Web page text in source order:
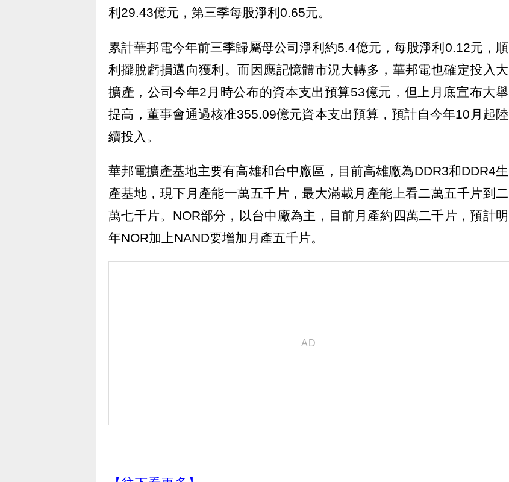
利29.43億元，第三季每股淨利0.65元。
累計華邦電今年前三季歸屬母公司淨利約5.4億元，每股淨利0.12元，順
利擺脫虧損邁向獲利。而因應記憶體市況大轉多，華邦電也確定投入大
擴產，公司今年2月時公布的資本支出預算53億元，但上月底宣布大舉
提高，董事會通過核准355.09億元資本支出預算，預計自今年10月起陸
續投入。
華邦電擴產基地主要有高雄和台中廠區，目前高雄廠為DDR3和DDR4生
產基地，現下月產能一萬五千片，最大滿載月產能上看二萬五千片到二
萬七千片。NOR部分，以台中廠為主，目前月產約四萬二千片，預計明
年NOR加上NAND要增加月產五千片。